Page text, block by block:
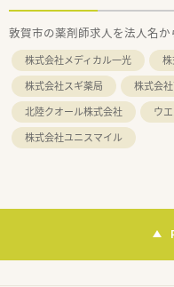
敦賀市の薬剤師求人を法人名か
株式会社メディカル一光
株式会社スギ薬局
株式会
北陸クオール株式会社
ウ
株式会社ユニスマイル